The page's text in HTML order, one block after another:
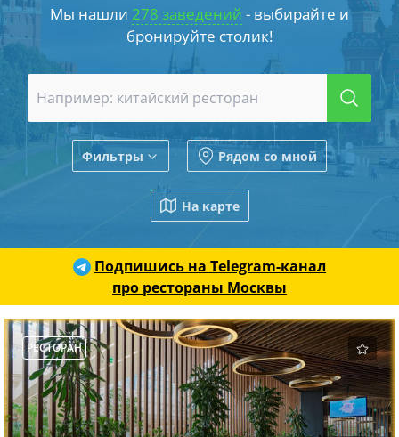
Мы нашли 278 заведений - выбирайте и
бронируйте столик!
Фильтры Рядом со мной
На карте
Подпишись на Telegram-канал
про рестораны Москвы
РЕСТОРАН